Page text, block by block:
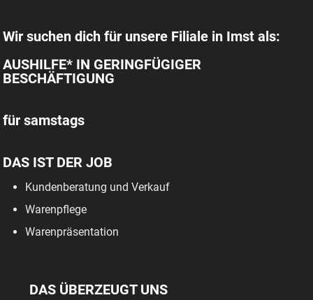
Wir suchen dich für unsere Filiale in Imst als:
AUSHILFE* IN GERINGFÜGIGER
BESCHÄFTIGUNG
für samstags
DAS IST DER JOB
Kundenberatung und Verkauf
Warenpflege
Warenpräsentation
DAS ÜBERZEUGT UNS